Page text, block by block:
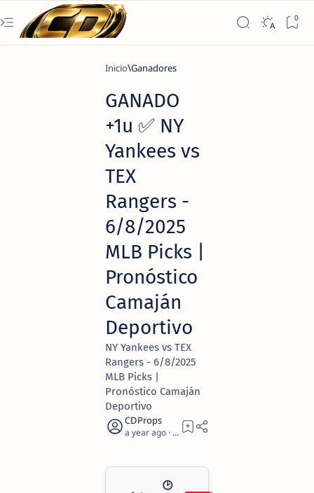
Inicio Ganadores
GANADO
+1u ✅ NY
Yankees vs
TEX
Rangers -
6/8/2025
MLB Picks |
Pronóstico
Camaján
Deportivo
NY Yankees vs TEX
Rangers - 6/8/2025
MLB Picks |
Pronóstico Camaján
Deportivo
a year ago 2
🕑